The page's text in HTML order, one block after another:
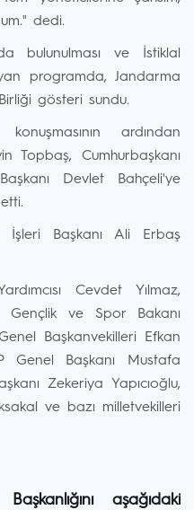
dedi.
bulunulması ve İstiklal
programda, Jandarma
gösteri sundu.
ardından
Topbaş, Cumhurbaşkanı
Devlet Bahçeli'ye
İşleri Başkanı Ali Erbaş
Cevdet Yılmaz,
Gençlik ve Spor Bakanı
Başkanvekilleri Efkan
Başkanı Mustafa
Zekeriya Yapıcıoğlu,
ve bazı milletvekilleri
aşağıdaki